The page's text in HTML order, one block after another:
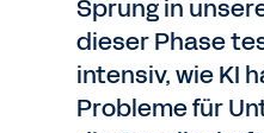
Sprung in
dieser Phase
intensiv, wie KI
Probleme für